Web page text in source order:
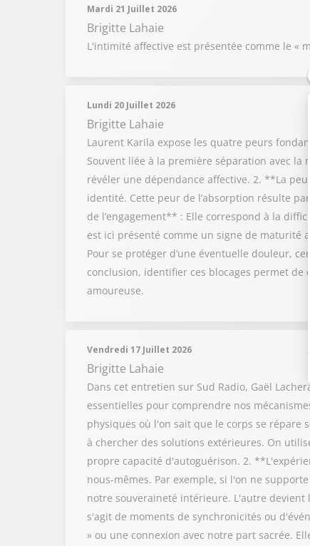
Mardi 21 Juillet 2026
Brigitte Lahaie
L'intimité affective est présentée comme le
Lundi 20 Juillet 2026
Brigitte Lahaie
Laurent Karila expose les quatre peurs
Souvent liée à la première séparation avec
révéler une dépendance affective. 2. **La
identité. Cette peur de l’absorption résulte
de l’engagement** : Elle correspond à la
est ici présenté comme un signe de maturité
Pour se protéger d’une éventuelle douleur,
conclusion, identifier ces blocages permet de
amoureuse.
Vendredi 17 Juillet 2026
Brigitte Lahaie
Dans cet entretien sur Sud Radio, Gaël
essentielles pour comprendre nos
physiques où l'on sait que le corps se répare
à chercher des solutions extérieures. On
propre capacité d'autoguérison. 2.
nous-mêmes. Par exemple, si l'on ne
notre souveraineté intérieure. L'autre
s'agit de moments de synchronicités ou
» ou une connexion avec notre part sacrée.